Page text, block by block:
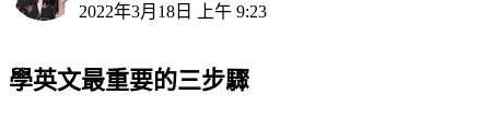
2022年3月18日 上午 9:23
學英文最重要的三步驟